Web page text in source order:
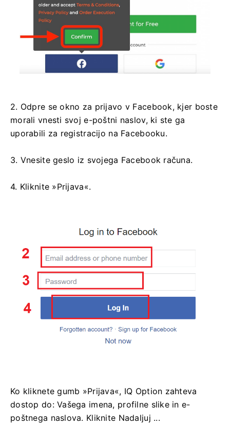
2. Odpre se okno za prijavo v Facebook, kjer boste
morali vnesti svoj e-poštni naslov, ki ste ga
uporabili za registracijo na Facebooku.
3. Vnesite geslo iz svojega Facebook računa.
4. Kliknite »Prijava«.
Ko kliknete gumb »Prijava«, IQ Option zahteva
dostop do: Vašega imena, profilne slike in e-
poštnega naslova. Kliknite Nadaljuj ...